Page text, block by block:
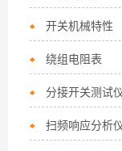
开关机械特性
绕组电阻表
分接开关测试
扫频响应分析